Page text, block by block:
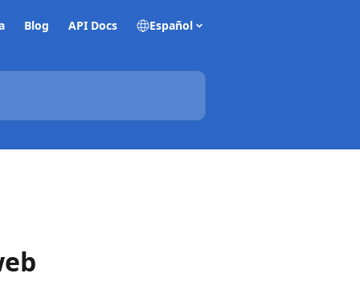
Blog API Docs Español